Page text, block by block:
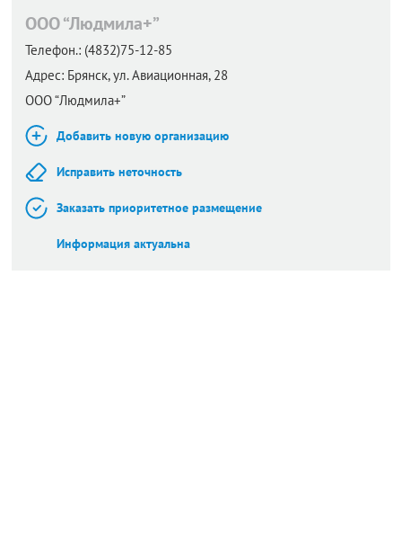
ООО “Людмила+”
Телефон.: (4832)75-12-85
Адрес: Брянск,ул. Авиационная, 28
ООО “Людмила+”
Добавить новую организацию
Исправить неточность
Заказать приоритетное размещение
Информация актуальна